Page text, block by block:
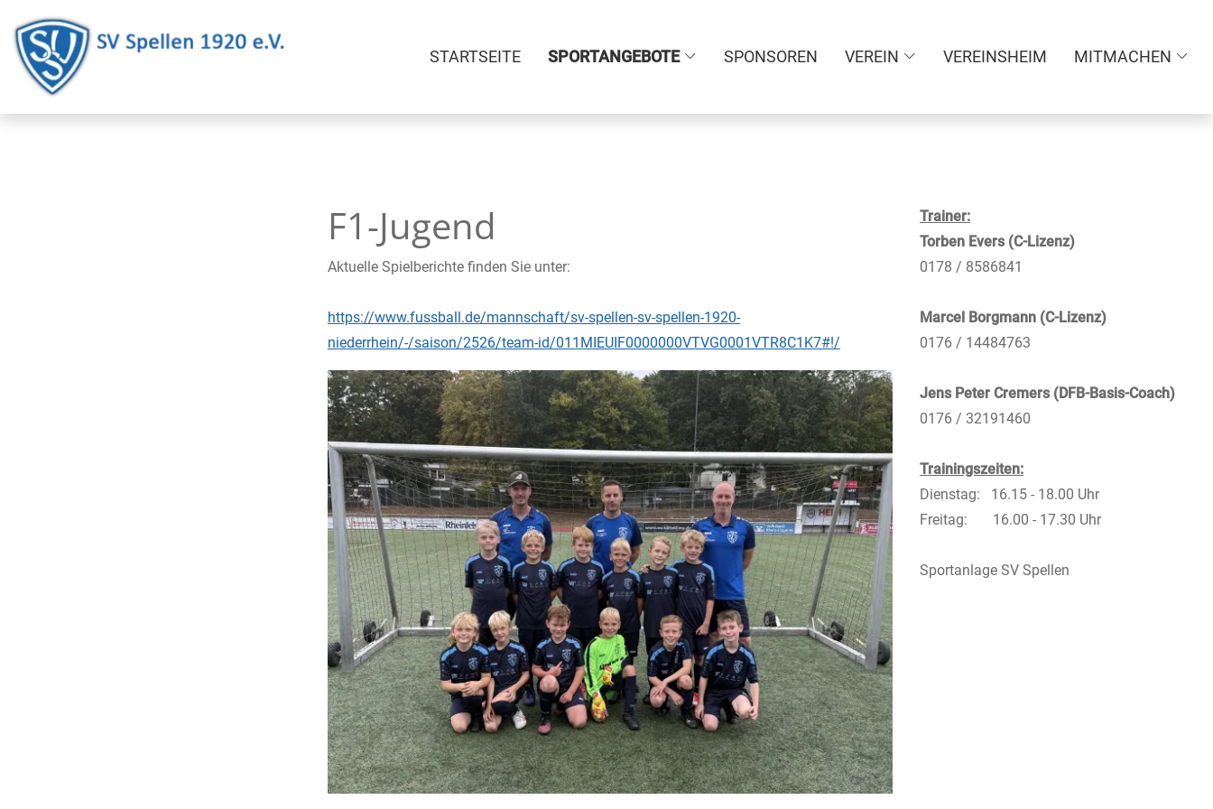
STARTSEITE SPORTANGEBOTE SPONSOREN VEREIN VEREINSHEIM MITMACHEN
F1-Jugend
Aktuelle Spielberichte finden Sie unter:
https://www.fussball.de/mannschaft/sv-spellen-sv-spellen-1920-
niederrhein/-/saison/2526/team-id/011MIEUIF0000000VTVG0001VTR8C1K7#!/
Trainer:
Torben Evers (C-Lizenz)
0178 / 8586841
Marcel Borgmann (C-Lizenz)
0176 / 14484763
Jens Peter Cremers (DFB-Basis-Coach)
0176 / 32191460
Trainingszeiten:
Dienstag: 16.15 - 18.00 Uhr
Freitag: 16.00 - 17.30 Uhr
Sportanlage SV Spellen